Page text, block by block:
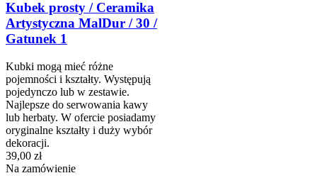
Kubek prosty / Ceramika
Artystyczna MalDur / 30 /
Gatunek 1
Kubki mogą mieć różne
pojemności i kształty. Występują
pojedynczo lub w zestawie.
Najlepsze do serwowania kawy
lub herbaty. W ofercie posiadamy
oryginalne kształty i duży wybór
dekoracji.
39,00 zł
Na zamówienie